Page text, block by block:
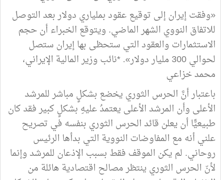
«وفقت إيران إلى توقيع عقود بملياري دولار بعد التوصل
للاتفاق النووي الشهر الماضي. ويتوقع الخبراء أن حجم
الاستثمارات والعقود التي ستحظى بها إيران ستصل
لحوالي 300 مليار دولار». *نائب وزير المالية الإيراني،
محمد خزاعي
باعتبار أنَّ الحرس الثوري يخضع بشكلٍ مباشر للمرشد
الأعلى وأن المرشد الأعلى يعتمدُ عليهِ بشكلٍ كبير فقد كان
طبيعيًّا أن يعلن قائد الحرس الثوري بنفسه في تصريح
علني أنه مع المفاوضات النووية التي بدأها الرئيس
روحاني. لم يكن الموقف فقط بسبب الإذعان للمرشد وإنما
لأنّ الحرس الثوري ينتظر مصالح اقتصادية هائلة من